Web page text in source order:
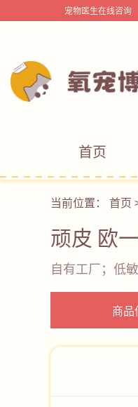
宠物医生在线咨询
首页
当前位置： 首页
顽皮 欧
自有工厂；低
商品